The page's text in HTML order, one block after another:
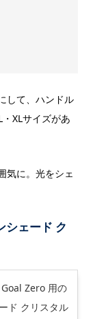
して、ハンドル
XLサイズがあ
気に。光をシェ
ェード ク
Zero 用の
ド クリスタル